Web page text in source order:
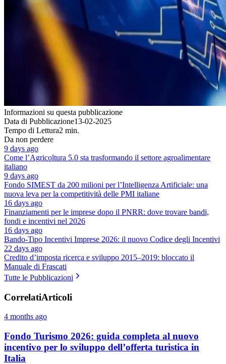
Informazioni su questa pubblicazione
Data di Pubblicazione13-02-2025
Tempo di Lettura2 min.
Da non perdere
9 days ago
Come l’Agricoltura 5.0 sta trasformando il settore agroalimentare
italiano
9 days ago
Fondo SIMEST da 200 milioni per l’Intelligenza Artificiale: una
nuova leva per la competitività delle PMI italiane
16 days ago
Finanziamenti per le imprese dopo il PNRR: dove trovare bandi,
fondi e incentivi nel 2026
16 days ago
Bando-Tipo Incentivi Imprese 2026: il nuovo Codice degli Incentivi
22 days ago
Credito d’imposta ricerca e sviluppo 2015–2019: bloccato il
Manuale di Frascati
Tutte le Pubblicazioni
CorrelatiArticoli
4 months ago
Fondo Turismo 2026: guida completa al nuovo
incentivo per lo sviluppo dell’offerta turistica in
Italia